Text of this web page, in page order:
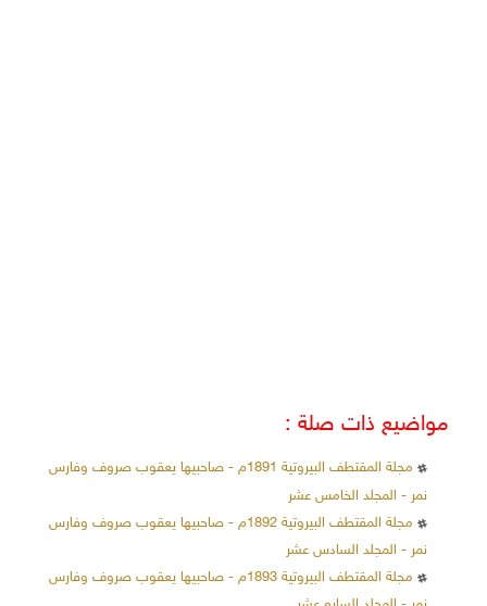
مواضيع ذات صلة :
مجلة المقتطف البيروتية 1891م - صاحبيها يعقوب صروف وفارس
نمر - المجلد الخامس عشر
مجلة المقتطف البيروتية 1892م - صاحبيها يعقوب صروف وفارس
نمر - المجلد السادس عشر
مجلة المقتطف البيروتية 1893م - صاحبيها يعقوب صروف وفارس